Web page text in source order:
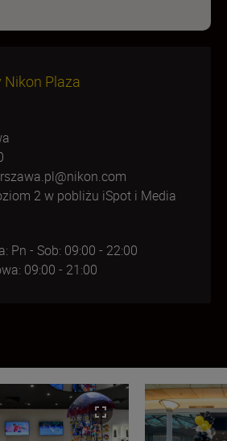
Plaza
2 w pobliżu iSpot i Media
Pn - Sob: 09:00 - 22:00
09:00 - 21:00